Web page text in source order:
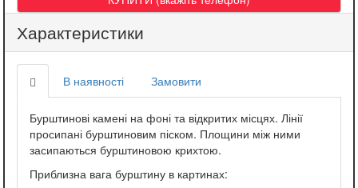
Характеристики
В наявності Замовити
Бурштинові камені на фоні та відкритих місцях. Лінії
просипані бурштиновим піском. Площини між ними
засипаються бурштиновою крихтою.
Приблизна вага бурштину в картинах: